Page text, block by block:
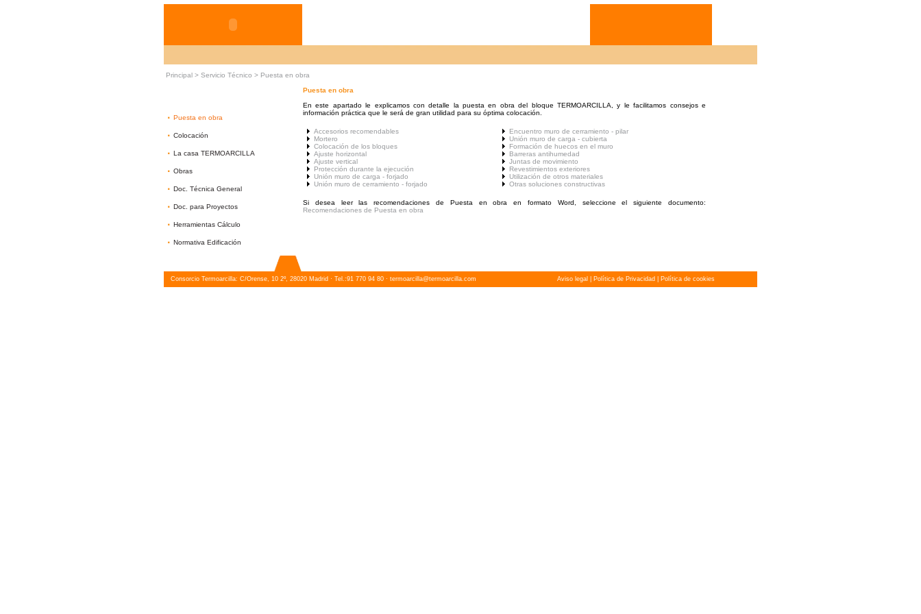
Principal > Servicio Técnico > Puesta en obra
· Puesta en obra
· Colocación
· La casa TERMOARCILLA
· Obras
· Doc. Técnica General
· Doc. para Proyectos
· Herramientas Cálculo
· Normativa Edificación
Puesta en obra
En este apartado le explicamos con detalle la puesta en obra del bloque TERMOARCILLA, y le facilitamos consejos e
información práctica que le será de gran utilidad para su óptima colocación.
Accesorios recomendables
Mortero
Colocación de los bloques
Ajuste horizontal
Ajuste vertical
Protección durante la ejecución
Unión muro de carga - forjado
Unión muro de cerramiento - forjado
Encuentro muro de cerramiento - pilar
Unión muro de carga - cubierta
Formación de huecos en el muro
Barreras antihumedad
Juntas de movimiento
Revestimientos exteriores
Utilización de otros materiales
Otras soluciones constructivas
Si desea leer las recomendaciones de Puesta en obra en formato Word, seleccione el siguiente documento:
Recomendaciones de Puesta en obra
Consorcio Termoarcilla: C/Orense, 10 2º, 28020 Madrid · Tel.:91 770 94 80 · termoarcilla@termoarcilla.com Aviso legal Política de Privacidad Política de cookies